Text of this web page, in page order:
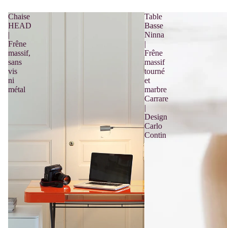
Chaise
HEAD
|
Frêne
massif,
sans
vis
ni
métal
Table
Basse
Ninna
|
Frêne
massif
tourné
et
marbre
Carrare
|
Design
Carlo
Contin